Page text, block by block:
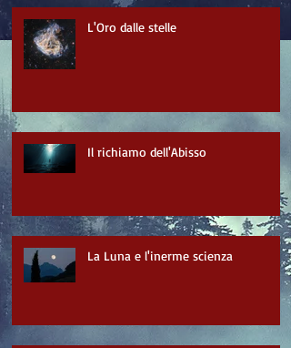
L'Oro dalle stelle
Il richiamo dell'Abisso
La Luna e l'inerme scienza